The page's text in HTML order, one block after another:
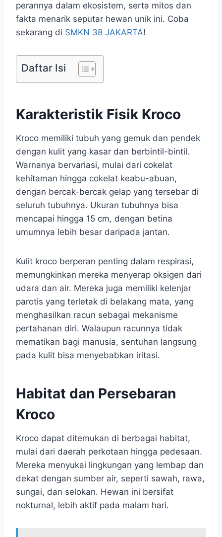
perannya dalam ekosistem, serta mitos dan
fakta menarik seputar hewan unik ini. Coba
sekarang di SMKN 38 JAKARTA!
Daftar Isi
Karakteristik Fisik Kroco
Kroco memiliki tubuh yang gemuk dan pendek
dengan kulit yang kasar dan berbintil-bintil.
Warnanya bervariasi, mulai dari cokelat
kehitaman hingga cokelat keabu-abuan,
dengan bercak-bercak gelap yang tersebar di
seluruh tubuhnya. Ukuran tubuhnya bisa
mencapai hingga 15 cm, dengan betina
umumnya lebih besar daripada jantan.
Kulit kroco berperan penting dalam respirasi,
memungkinkan mereka menyerap oksigen dari
udara dan air. Mereka juga memiliki kelenjar
parotis yang terletak di belakang mata, yang
menghasilkan racun sebagai mekanisme
pertahanan diri. Walaupun racunnya tidak
mematikan bagi manusia, sentuhan langsung
pada kulit bisa menyebabkan iritasi.
Habitat dan Persebaran
Kroco
Kroco dapat ditemukan di berbagai habitat,
mulai dari daerah perkotaan hingga pedesaan.
Mereka menyukai lingkungan yang lembap dan
dekat dengan sumber air, seperti sawah, rawa,
sungai, dan selokan. Hewan ini bersifat
nokturnal, lebih aktif pada malam hari.